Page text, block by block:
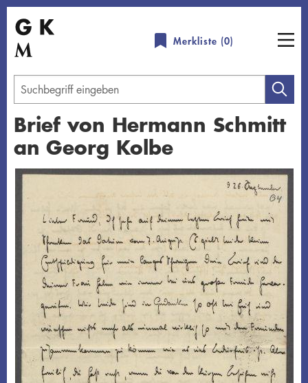
Direkt
zum
Inhalt
Merkliste (0)
Geben
Sie
einen
Suchbegriff
Brief von Hermann Schmitt
an Georg Kolbe